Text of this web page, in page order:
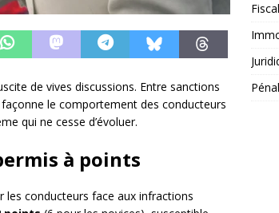
de vives discussions. Entre sanctions
le comportement des conducteurs
qui ne cesse d’évoluer.
à points
les conducteurs face aux infractions
Fiscal
Pénal